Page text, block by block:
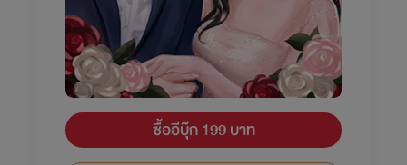
ซื้ออีบุ๊ก 199 บาท